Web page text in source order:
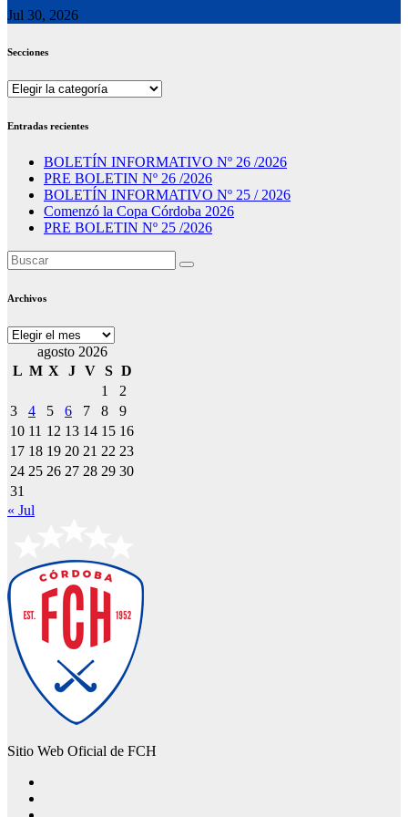
Jul 30, 2026
Secciones
Secciones
Entradas recientes
BOLETÍN INFORMATIVO Nº 26 /2026
PRE BOLETIN Nº 26 /2026
BOLETÍN INFORMATIVO Nº 25 / 2026
Comenzó la Copa Córdoba 2026
PRE BOLETIN Nº 25 /2026
Archivos
Archivos
agosto 2026
L M X J V S D
1
2
3
4 5 6 7 8
9
10 11 12 13 14 15 16
17 18 19 20 21 22 23
24 25 26 27 28 29 30
31
« Jul
Sitio Web Oficial de FCH